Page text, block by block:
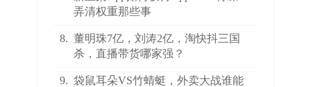
弄清权重那些事
8. 董明珠7亿，刘涛2亿，淘快抖三国
杀，直播带货哪家强？
9. 袋鼠耳朵VS竹蜻蜓，外卖大战谁能